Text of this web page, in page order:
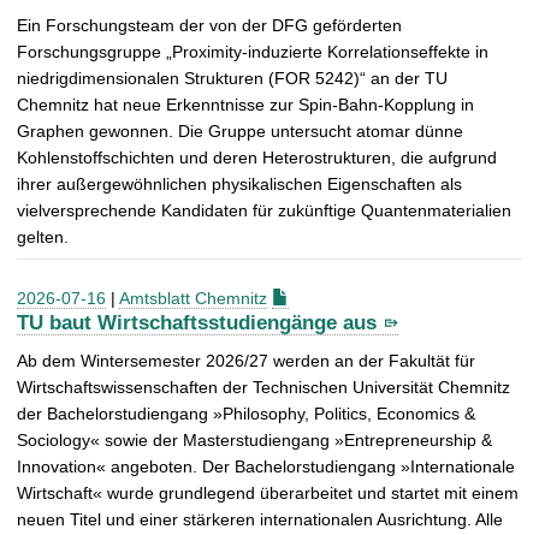
Ein Forschungsteam der von der DFG geförderten
Forschungsgruppe „Proximity-induzierte Korrelationseffekte in
niedrigdimensionalen Strukturen (FOR 5242)“ an der TU
Chemnitz hat neue Erkenntnisse zur Spin-Bahn-Kopplung in
Graphen gewonnen. Die Gruppe untersucht atomar dünne
Kohlenstoffschichten und deren Heterostrukturen, die aufgrund
ihrer außergewöhnlichen physikalischen Eigenschaften als
vielversprechende Kandidaten für zukünftige Quantenmaterialien
gelten.
2026-07-16 | Amtsblatt Chemnitz
TU baut Wirtschaftsstudiengänge aus
Ab dem Wintersemester 2026/27 werden an der Fakultät für
Wirtschaftswissenschaften der Technischen Universität Chemnitz
der Bachelorstudiengang »Philosophy, Politics, Economics &
Sociology« sowie der Masterstudiengang »Entrepreneurship &
Innovation« angeboten. Der Bachelorstudiengang »Internationale
Wirtschaft« wurde grundlegend überarbeitet und startet mit einem
neuen Titel und einer stärkeren internationalen Ausrichtung. Alle